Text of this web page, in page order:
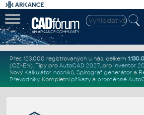
Přes 123.000 registrovaných u nás, celkem
(CZ+EN). Tipy pro AutoCAD 2027, pro Inventor
Nový Kalkulátor nosníků, Spirograf generátor a
Převodníky. Kompletní příkazya proměnné